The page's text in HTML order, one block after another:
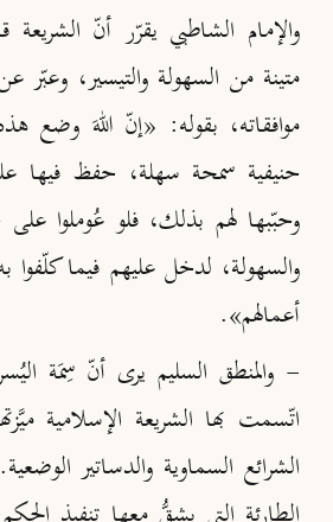
والإمام الشاطبي يقرّر أنّ
متينة من السهولة والتيسير، وعبّر
موافقاته، بقوله: «إنّ اللهَ وضع هذه
حنيفية سمحة سهلة، حفظ فيها
وحبّبها لهم بذلك، فلو عُوملوا
والسهولة، لدخل عليهم فيما
أعمالهم».
- والمنطق السليم يرى أنّ سِمَة
اتّسمت بها الشريعة الإسلامية
الشرائع السماوية والدساتير